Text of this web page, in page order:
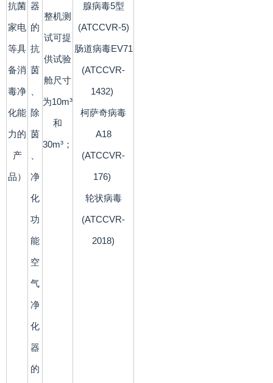
抗菌
家电
等具
备消
毒净
化能
力的
产
品）
器
的
抗
茵
除
茵
净
化
功
能
空
气
净
化
器
的
整机测
试可提
供试验
舱尺寸
为10m³
和
30m³；
腺病毒5型
(ATCCVR-5)
肠道病毒EV71
(ATCCVR-
1432)
柯萨奇病毒
A18
(ATCCVR-
176)
轮状病毒
(ATCCVR-
2018)